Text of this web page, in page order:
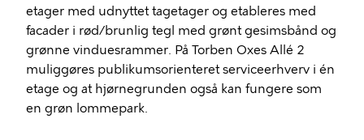
etager med udnyttet tagetager og etableres med
facader i rød/brunlig tegl med grønt gesimsbånd og
grønne vinduesrammer. På Torben Oxes Allé 2
muliggøres publikumsorienteret serviceerhverv i én
etage og at hjørnegrunden også kan fungere som
en grøn lommepark.